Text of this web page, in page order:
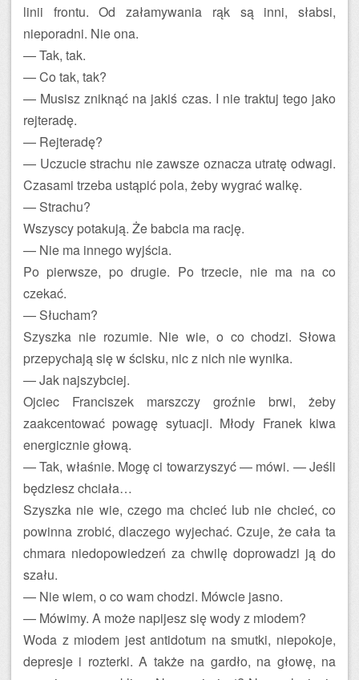
linii frontu. Od załamywania rąk są inni, słabsi,
nieporadni. Nie ona.
— Tak, tak.
— Co tak, tak?
— Musisz zniknąć na jakiś czas. I nie traktuj tego jako
rejteradę.
— Rejteradę?
— Uczucie strachu nie zawsze oznacza utratę odwagi.
Czasami trzeba ustąpić pola, żeby wygrać walkę.
— Strachu?
Wszyscy potakują. Że babcia ma rację.
— Nie ma innego wyjścia.
Po pierwsze, po drugie. Po trzecie, nie ma na co
czekać.
— Słucham?
Szyszka nie rozumie. Nie wie, o co chodzi. Słowa
przepychają się w ścisku, nic z nich nie wynika.
— Jak najszybciej.
Ojciec Franciszek marszczy groźnie brwi, żeby
zaakcentować powagę sytuacji. Młody Franek kiwa
energicznie głową.
— Tak, właśnie. Mogę ci towarzyszyć — mówi. — Jeśli
będziesz chciała…
Szyszka nie wie, czego ma chcieć lub nie chcieć, co
powinna zrobić, dlaczego wyjechać. Czuje, że cała ta
chmara niedopowiedzeń za chwilę doprowadzi ją do
szału.
— Nie wiem, o co wam chodzi. Mówcie jasno.
— Mówimy. A może napijesz się wody z miodem?
Woda z miodem jest antidotum na smutki, niepokoje,
depresje i rozterki. A także na gardło, na głowę, na